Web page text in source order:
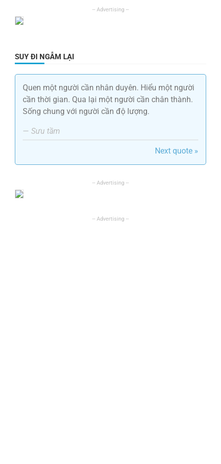
SUY ĐI NGẪM LẠI
Quen một người cần nhân duyên. Hiểu một người
cần thời gian. Qua lại một người cần chân thành.
Sống chung với người cần độ lượng.
— Sưu tầm
Next quote »